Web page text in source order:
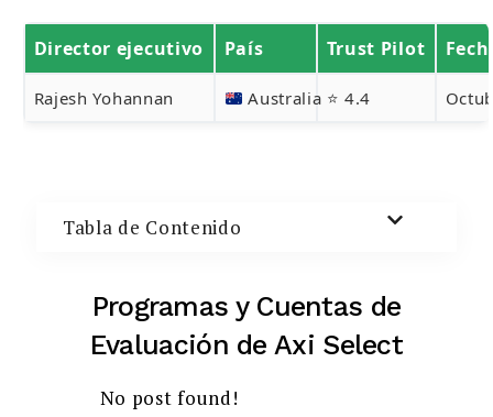
Buscar:
BUSCAR
Director ejecutivo País Trust Pilot
Rajesh Yohannan Australia ⭐ 4.4
Tabla de Contenido
Programas y Cuentas de
Evaluación de Axi Select
No post found!